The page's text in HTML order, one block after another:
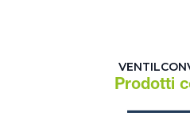
Prodotti